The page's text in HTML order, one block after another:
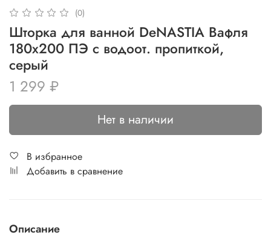
(0)
Шторка для ванной DeNASTIA Вафля
180x200 ПЭ с водоот. пропиткой,
серый
1 299 ₽
Нет в наличии
В избранное
Добавить в сравнение
Описание